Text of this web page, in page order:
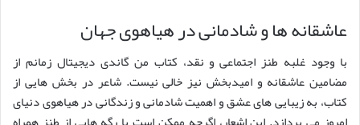
عاشقانه ها و شادمانی در هیاهوی جهان
با وجود غلبه طنز اجتماعی و نقد، کتاب من گاندی دیجیتال زمانم از
مضامین عاشقانه و امیدبخش نیز خالی نیست. شاعر در بخش هایی از
کتاب، به زیبایی های عشق و اهمیت شادمانی و زندگانی در هیاهوی دنیای